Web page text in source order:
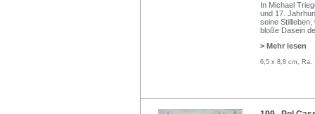
In Michael
und 17.
seine
bloße Dasein
> Mehr lesen
6,5 x 8,8 cm, Ra.